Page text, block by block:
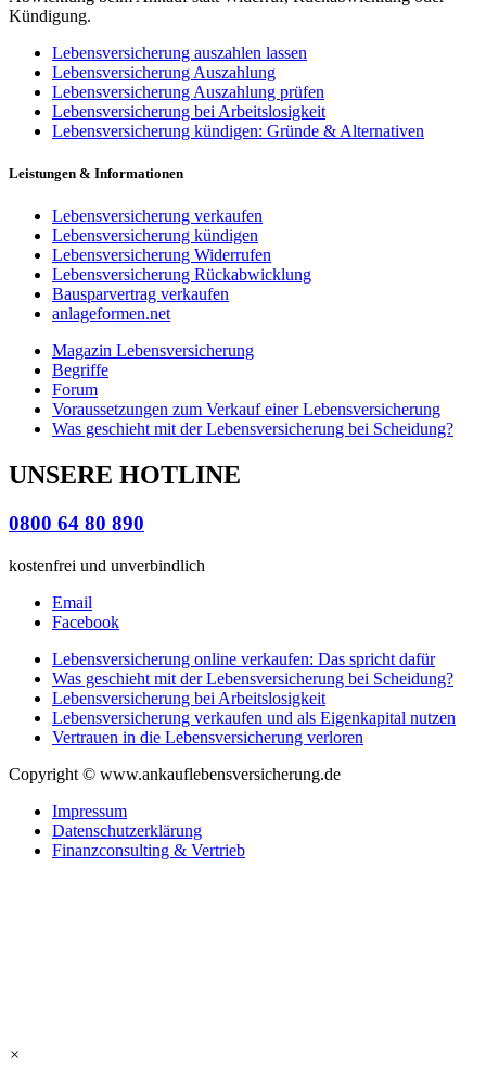
Kündigung.
Lebensversicherung auszahlen lassen
Lebensversicherung Auszahlung
Lebensversicherung Auszahlung prüfen
Lebensversicherung bei Arbeitslosigkeit
Lebensversicherung kündigen: Gründe & Alternativen
Leistungen & Informationen
Lebensversicherung verkaufen
Lebensversicherung kündigen
Lebensversicherung Widerrufen
Lebensversicherung Rückabwicklung
Bausparvertrag verkaufen
anlageformen.net
Magazin Lebensversicherung
Begriffe
Forum
Voraussetzungen zum Verkauf einer Lebensversicherung
Was geschieht mit der Lebensversicherung bei Scheidung?
UNSERE HOTLINE
0800 64 80 890
kostenfrei und unverbindlich
Email
Facebook
Lebensversicherung online verkaufen: Das spricht dafür
Was geschieht mit der Lebensversicherung bei Scheidung?
Lebensversicherung bei Arbeitslosigkeit
Lebensversicherung verkaufen und als Eigenkapital nutzen
Vertrauen in die Lebensversicherung verloren
Copyright © www.ankauflebensversicherung.de
Impressum
Datenschutzerklärung
Finanzconsulting & Vertrieb
×